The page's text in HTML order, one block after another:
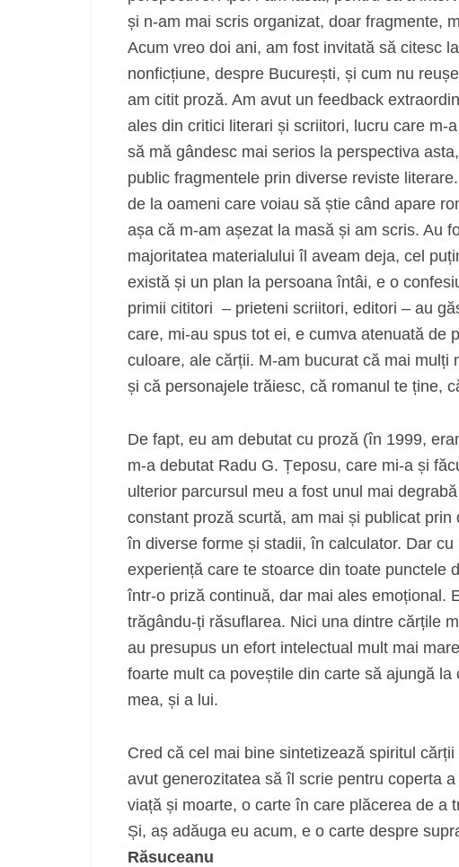
și n-am mai scris organizat, doar fragmente,
Acum vreo doi ani, am fost invitată să citesc
nonficțiune, despre București, și cum nu
am citit proză. Am avut un feedback
ales din critici literari și scriitori, lucru care m-
să mă gândesc mai serios la perspectiva
public fragmentele prin diverse reviste
de la oameni care voiau să știe când apare
așa că m-am așezat la masă și am scris. Au
majoritatea materialului îl aveam deja, cel
există și un plan la persoana întâi, e o
primii cititori – prieteni scriitori, editori – au
care, mi-au spus tot ei, e cumva atenuată de
culoare, ale cărții. M-am bucurat că mai
și că personajele trăiesc, că romanul te ține,
De fapt, eu am debutat cu proză (în 1999,
m-a debutat Radu G. Țeposu, care mi-a și
ulterior parcursul meu a fost unul mai
constant proză scurtă, am mai și publicat
în diverse forme și stadii, în calculator. Dar
experiență care te stoarce din toate punctele
într-o priză continuă, dar mai ales emoțional.
trăgându-ți răsuflarea. Nici una dintre cărțile
au presupus un efort intelectual mult mai
foarte mult ca poveștile din carte să ajungă
mea, și a lui.
Cred că cel mai bine sintetizează spiritul
avut generozitatea să îl scrie pentru coperta
viață și moarte, o carte în care plăcerea de a
Și, aș adăuga eu acum, e o carte despre
Răsuceanu